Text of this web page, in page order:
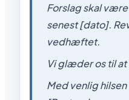
Forslag skal
senest [dato].
vedhæftet.
Vi glæder os til at
Med venlig hilsen